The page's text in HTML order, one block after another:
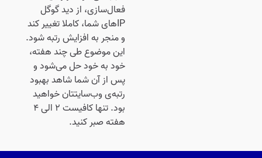
فعال‌سازی، از دید گوگل
IPهای شما، کاملا تغییر کند
و منجر به افزایش رتبه شود.
این موضوع طی چند هفته،
خود به خود حل می‌شود و
پس از آن شما شاهد بهبود
رتبه‌ی وب‌سایتتان خواهید
بود. تنها کافیست ۲ الی ۴
هفته صبر کنید.